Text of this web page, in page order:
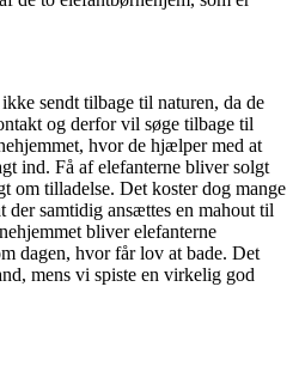
sendt tilbage til naturen, da de
og derfor vil søge tilbage til
hvor de hjælper med at
ind. Få af elefanterne bliver solgt
om tilladelse. Det koster dog mange
der samtidig ansættes en mahout til
bliver elefanterne
dagen, hvor får lov at bade. Det
mens vi spiste en virkelig god